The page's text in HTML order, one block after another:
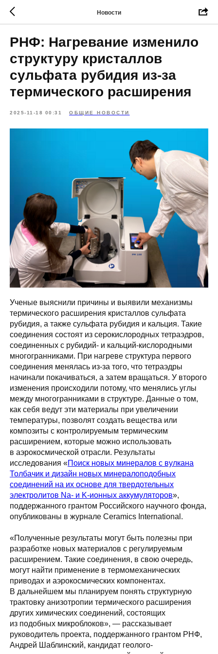
Новости
РНФ: Нагревание изменило
структуру кристаллов
сульфата рубидия из-за
термического расширения
2025-11-18 00:31 ОБЩИЕ НОВОСТИ
Ученые выяснили причины и выявили механизмы
термического расширения кристаллов сульфата
рубидия, а также сульфата рубидия и кальция. Такие
соединения состоят из серокислородных тетраэдров,
соединенных с рубидий- и кальций-кислородными
многогранниками. При нагреве структура первого
соединения менялась из-за того, что тетраэдры
начинали покачиваться, а затем вращаться. У второго
изменения происходили потому, что менялись углы
между многогранниками в структуре. Данные о том,
как себя ведут эти материалы при увеличении
температуры, позволят создать вещества или
композиты с контролируемым термическим
расширением, которые можно использовать
в аэрокосмической отрасли. Результаты
исследования «Поиск новых минералов с вулкана
Толбачик и дизайн новых минералоподобных
соединений на их основе для твердотельных
электролитов Na- и K-ионных аккумуляторов»,
поддержанного грантом Российского научного фонда,
опубликованы в журнале Ceramics International.
«Полученные результаты могут быть полезны при
разработке новых материалов с регулируемым
расширением. Такие соединения, в свою очередь,
могут найти применение в термомеханических
приводах и аэрокосмических компонентах.
В дальнейшем мы планируем понять структурную
трактовку анизотропии термического расширения
других химических соединений, состоящих
из подобных микроблоков», — рассказывает
руководитель проекта, поддержанного грантом РНФ,
Андрей Шаблинский, кандидат геолого-